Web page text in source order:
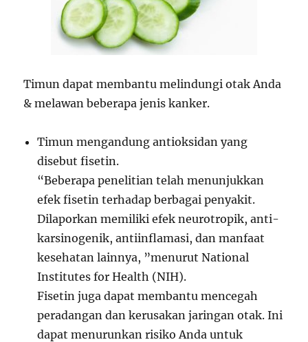
Timun dapat membantu melindungi otak Anda
& melawan beberapa jenis kanker.
Timun mengandung antioksidan yang
disebut fisetin.
“Beberapa penelitian telah menunjukkan
efek fisetin terhadap berbagai penyakit.
Dilaporkan memiliki efek neurotropik, anti-
karsinogenik, antiinflamasi, dan manfaat
kesehatan lainnya, ”menurut National
Institutes for Health (NIH).
Fisetin juga dapat membantu mencegah
peradangan dan kerusakan jaringan otak. Ini
dapat menurunkan risiko Anda untuk